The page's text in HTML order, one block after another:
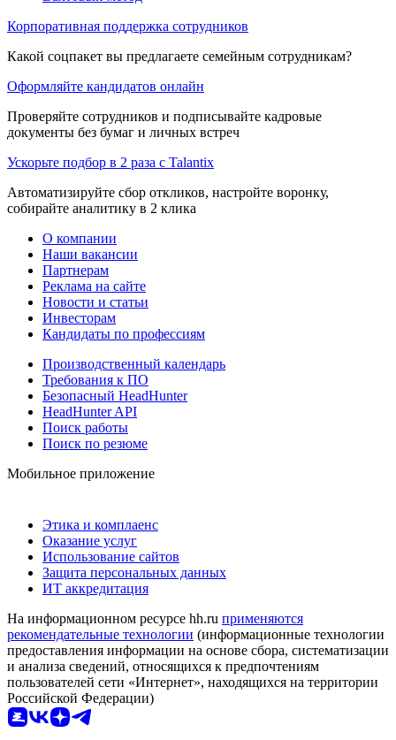
Корпоративная поддержка сотрудников
Какой соцпакет вы предлагаете семейным сотрудникам?
Оформляйте кандидатов онлайн
Проверяйте сотрудников и подписывайте кадровые
документы без бумаг и личных встреч
Ускорьте подбор в 2 раза с Talantix
Автоматизируйте сбор откликов, настройте воронку,
собирайте аналитику в 2 клика
О компании
Наши вакансии
Партнерам
Реклама на сайте
Новости и статьи
Инвесторам
Кандидаты по профессиям
Производственный календарь
Требования к ПО
Безопасный HeadHunter
HeadHunter API
Поиск работы
Поиск по резюме
Мобильное приложение
Этика и комплаенс
Оказание услуг
Использование сайтов
Защита персональных данных
ИТ аккредитация
На информационном ресурсе hh.ru применяются
рекомендательные технологии (информационные технологии
предоставления информации на основе сбора, систематизации
и анализа сведений, относящихся к предпочтениям
пользователей сети «Интернет», находящихся на территории
Российской Федерации)